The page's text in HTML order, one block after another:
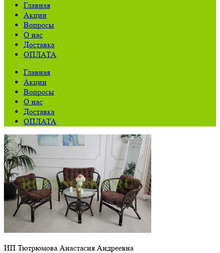
Главная
Акции
Вопросы
О нас
Доставка
ОПЛАТА
Главная
Акции
Вопросы
О нас
Доставка
ОПЛАТА
ИП Тютрюмова Анастасия Андреевна